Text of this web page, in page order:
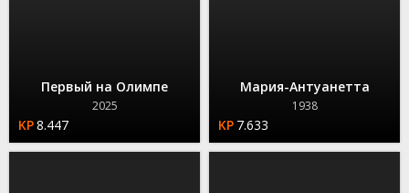
Первый на Олимпе
2025
8.447
Мария-Антуанетта
1938
7.633